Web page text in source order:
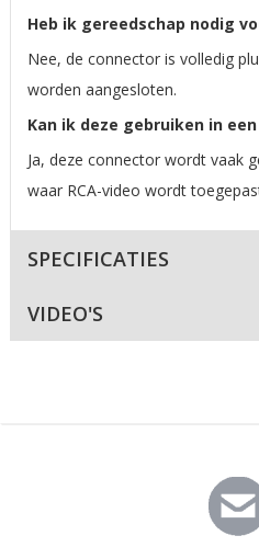
Heb ik gereedschap nodig
Nee, de connector is volledig
worden aangesloten.
Kan ik deze gebruiken in
Ja, deze connector wordt vaak
waar RCA-video wordt
SPECIFICATIES
VIDEO'S